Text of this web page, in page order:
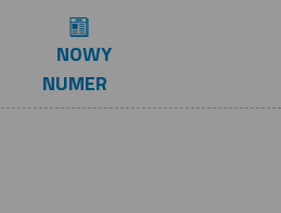
NOWY
NUMER